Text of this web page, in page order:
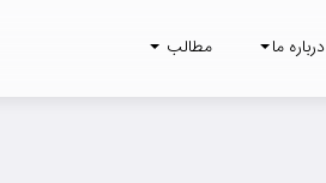
درباره ما مطالب